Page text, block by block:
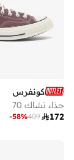
كونفرس
حذاء تشاك 70
172
409
-58%